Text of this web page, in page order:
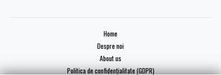
Home
Despre noi
About us
Politica de confidențialitate (GDPR)